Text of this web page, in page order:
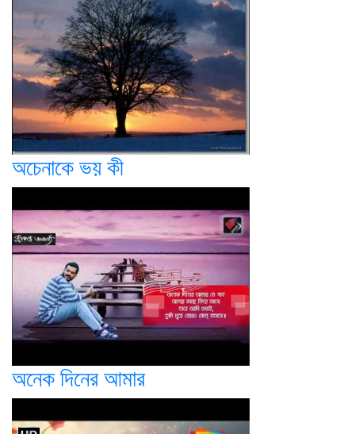
অচেনাকে ভয় কী
অনেক দিনের আমার